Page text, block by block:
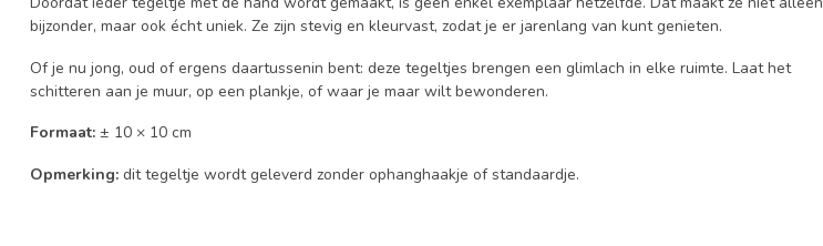
bijzonder, maar ook écht uniek. Ze zijn stevig en kleurvast, zodat je er jarenlang van kunt genieten.
Of je nu jong, oud of ergens daartussenin bent: deze tegeltjes brengen een glimlach in elke ruimte. Laat het
schitteren aan je muur, op een plankje, of waar je maar wilt bewonderen.
Formaat: ± 10 × 10 cm
Opmerking: dit tegeltje wordt geleverd zonder ophanghaakje of standaardje.